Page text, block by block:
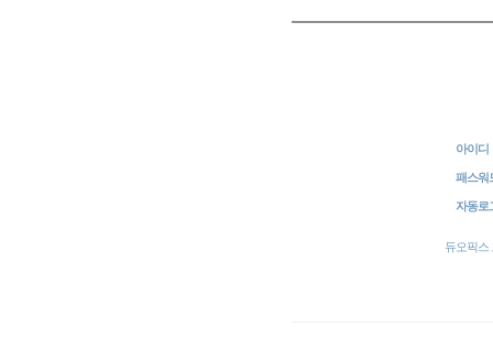
아이디
패스워
자동로
듀오픽스